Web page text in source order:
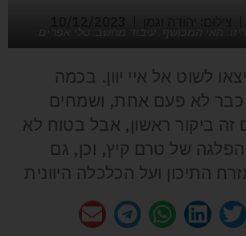
האי המכושף. עיבוד מחשב: טלי אפרים
לשוט אל איי יוון. בכמה
כבר לא פעם אחת, ושמחים
זה ביקור ראשון, אבל בטוח לא
של טרם קיץ, וכן, גם
התיכון ועל הכלכלה היוונית